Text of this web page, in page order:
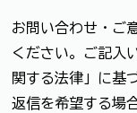
お問い合わせ・ご
ください。ご記入
関する法律」に基
返信を希望する場